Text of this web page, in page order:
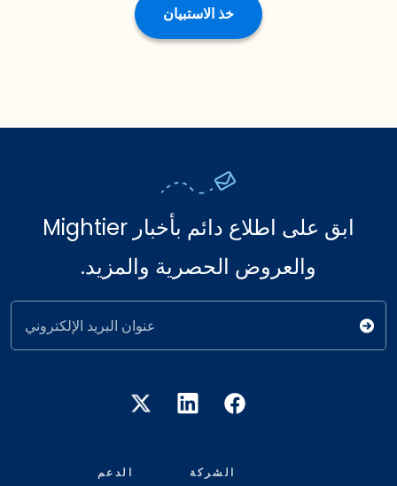
خذ الاستبيان
ابق على اطلاع دائم بأخبار Mightier
والعروض الحصرية والمزيد.
عنوان البريد الإلكتروني
الشركة الدعم